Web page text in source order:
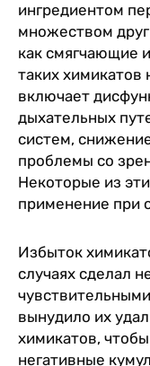
ингредиентом
множеством
как смягчающие
таких химикатов
включает
дыхательных
систем,
проблемы со
Некоторые из
применение при
Избыток
случаях сделал
вынудило их
химикатов,
негативные